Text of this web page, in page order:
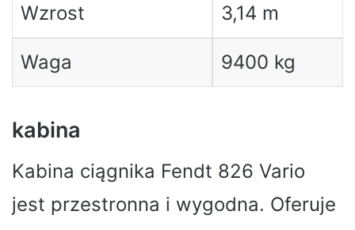
Wzrost 3,14 m
Waga 9400 kg
kabina
Kabina ciągnika Fendt 826 Vario
jest przestronna i wygodna. Oferuje